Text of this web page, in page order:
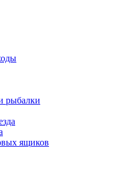
рыбалки
ящиков